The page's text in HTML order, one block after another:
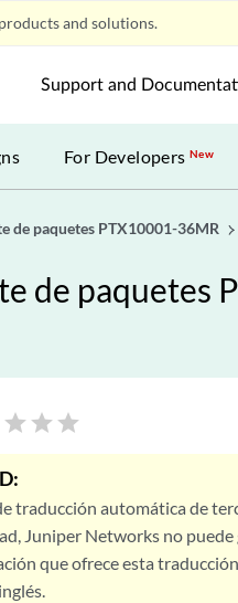
and solutions.
Support and
For DevelopersNew
de paquetes PTX10001-36MR
de paquetes
star star star
traducción automática de
Juniper Networks no puede
que ofrece esta